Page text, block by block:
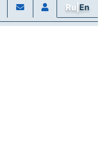
Ru|En